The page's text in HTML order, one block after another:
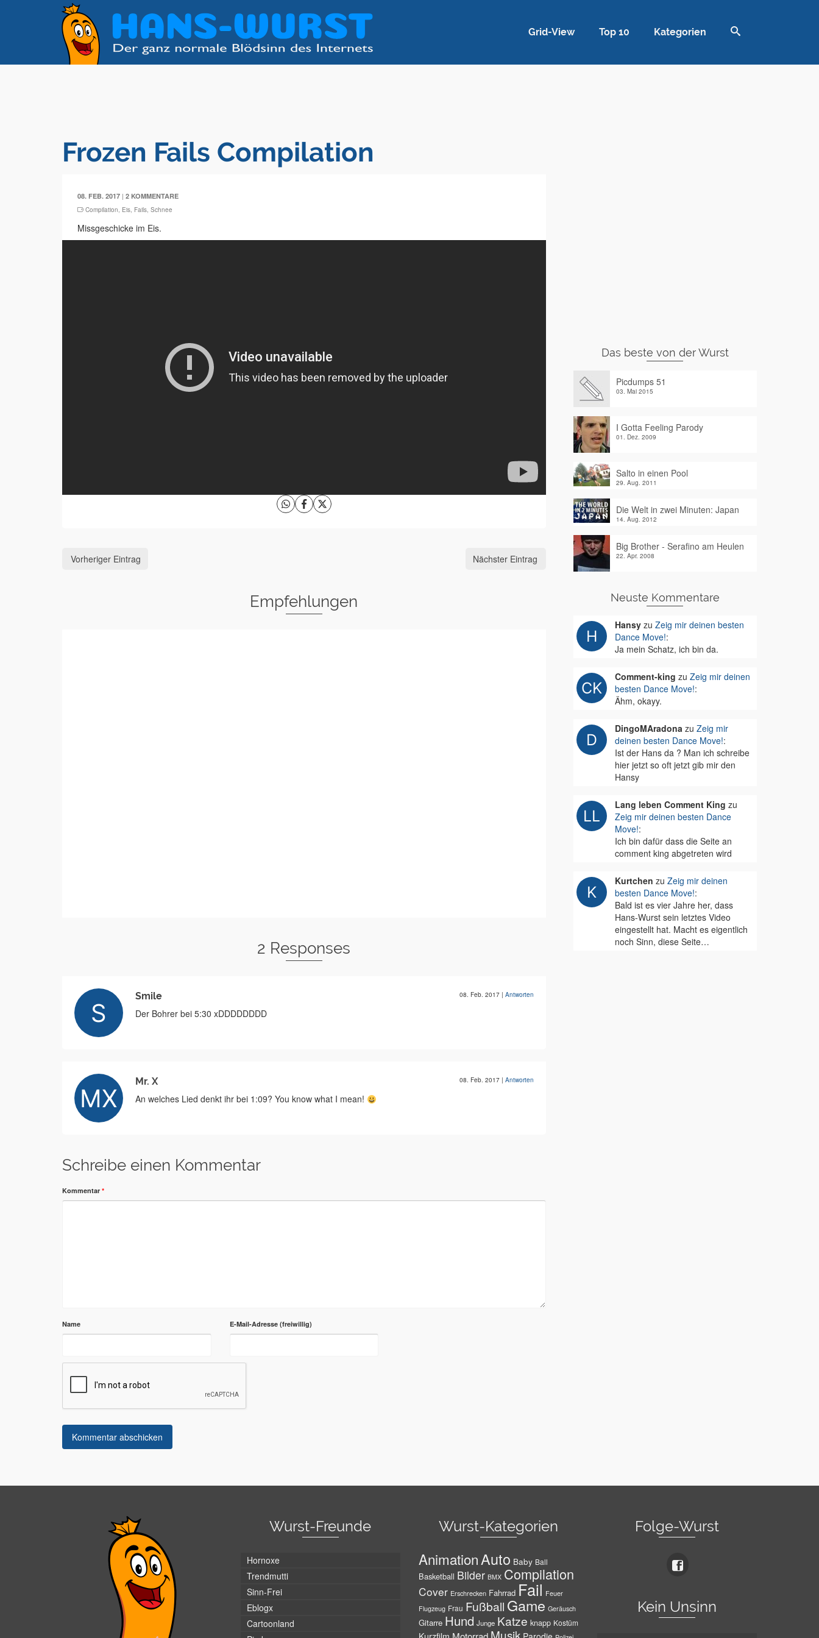
Grid-View Top 10 Kategorien
Frozen Fails Compilation
08. FEB. 2017 | 2 KOMMENTARE
Compilation, Eis, Fails, Schnee
Missgeschicke im Eis.
Vorheriger Eintrag Nächster Eintrag
Empfehlungen
2 Responses
Smile 08. Feb. 2017 | Antworten
Der Bohrer bei 5:30 xDDDDDDDD
Mr. X 08. Feb. 2017 | Antworten
An welches Lied denkt ihr bei 1:09? You know what I mean!
Schreibe einen Kommentar
Kommentar *
Name E-Mail-Adresse
Das beste von der Wurst
Picdumps 51
03. Mai 2015
I Gotta Feeling Parody
01. Dez. 2009
Salto in einen Pool
29. Aug. 2011
Die Welt in zwei Minuten: Japan
14. Aug. 2012
Big Brother - Serafino am Heulen
22. Apr. 2008
Neuste Kommentare
Hansyzu Zeig mir deinen besten
Dance Move!:
Ja mein Schatz, ich bin da.
Comment-king zu Zeig mir deinen
besten Dance Move!:
Ähm, okayy.
DingoMAradonazu Zeig mir
deinen besten Dance Move!:
Ist der Hans da ? Man ich schreibe
hier jetzt so oft jetzt gib mir den
Hansy
Lang leben Comment King zu
Zeig mir deinen besten Dance
Move!:
Ich bin dafür dass die Seite an
comment king abgetreten wird
Kurtchen zu Zeig mir deinen
besten Dance Move!:
Bald ist es vier Jahre her, dass
Hans-Wurst sein letztes Video
eingestellt hat. Macht es eigentlich
noch Sinn, diese Seite…
Wurst-Freunde
Hornoxe
Trendmutti
Sinn-Frei
Eblogx
Cartoonland
Wurst-Kategorien
AnimationAuto Baby Ball
Basketball Bilder BMX Compilation
Cover Erschrecken Fahrrad Fail Feuer
Flugzeug Frau Fußball Game Geräusch
Gitarre Hund Junge Katze knapp Kostüm
Folge-Wurst
Kein Unsinn